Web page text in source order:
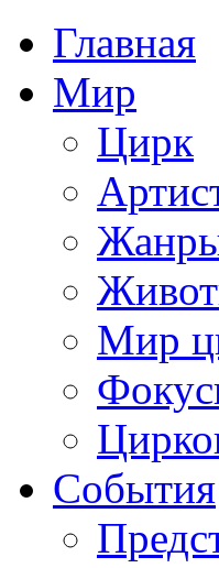
Главная
Мир
Цирк
Мир
События